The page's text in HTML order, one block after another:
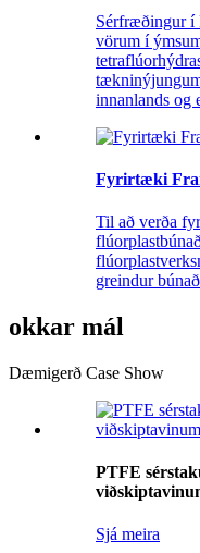
Sérfræðingur í
vörum í
innanlands og
Fyrirtæki
Til að verða
greindur
okkar mál
Dæmigerð Case Show
PTFE
Sjá meira